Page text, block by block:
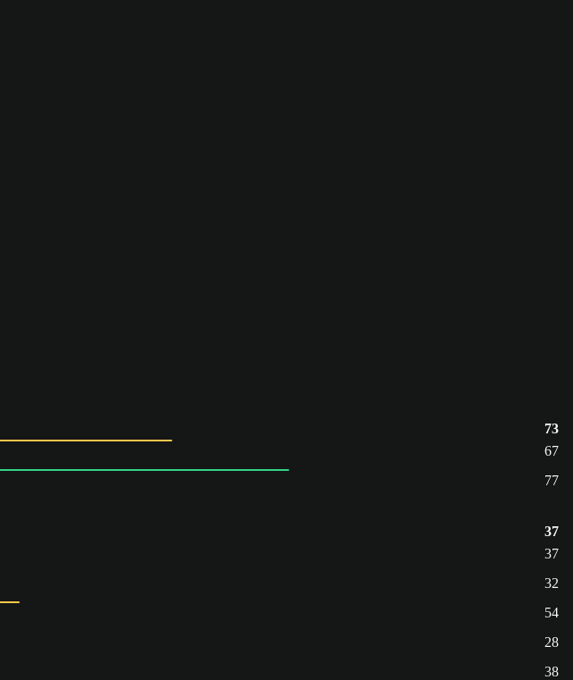
73
67
77
37
37
32
54
28
38